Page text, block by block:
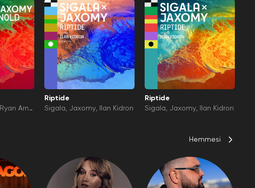
Ryan Arno
Riptide
Sigala
Jaxomy Ilan Kidron
Riptide
Sigala
Jaxomy Ilan Kidron
Hemmesi